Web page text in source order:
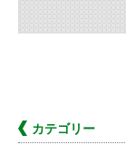
カテゴリー